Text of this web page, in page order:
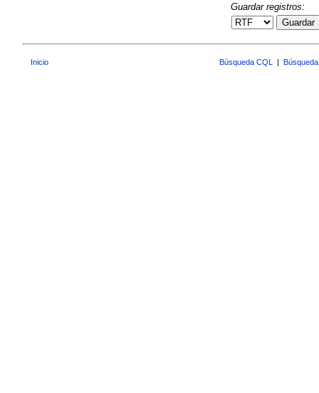
Guardar registros:
Guardar
Inicio Búsqueda CQL